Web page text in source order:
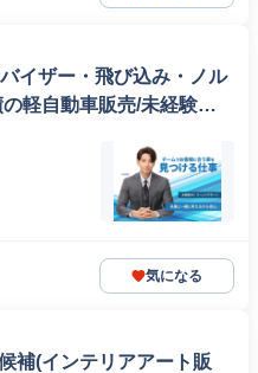
イザー・飛び込み・ノル
軽自動車販売/未経験か
気になる
補(インテリアアート販